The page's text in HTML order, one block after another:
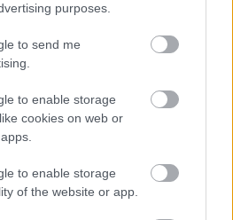
purposes.
to send me
to enable storage
cookies on web or
to enable storage
of the website or app.